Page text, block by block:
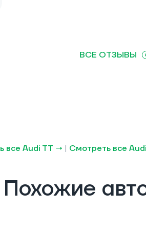
ВСЕ ОТЗЫВЫ
все Audi TT → | Смотреть все
Похожие